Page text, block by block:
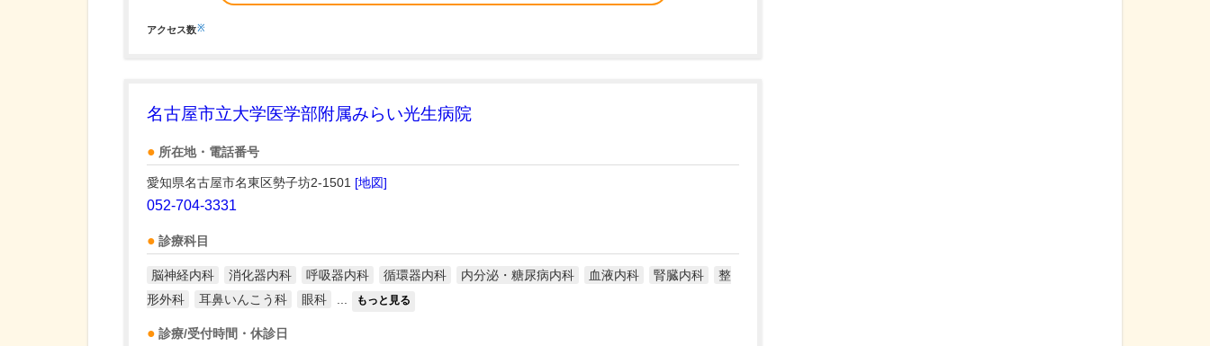
アクセス数※
名古屋市立大学医学部附属みらい光生病院
所在地・電話番号
愛知県名古屋市名東区勢子坊2-1501 [地図]
052-704-3331
診療科目
脳神経内科 消化器内科 呼吸器内科 循環器内科 内分泌・糖尿病内科 血液内科 腎臓内科
整
形外科
耳鼻いんこう科 眼科 もっと見る
診療/受付時間・休診日